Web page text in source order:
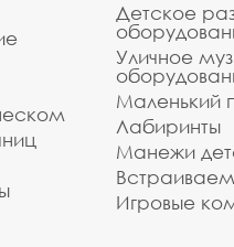
Детское
Уличное
Маленький
Лабиринты
Манежи
Игровые